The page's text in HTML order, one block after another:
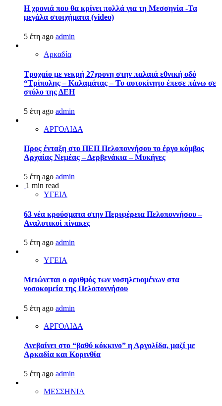
Η χρονιά που θα κρίνει πολλά για τη Μεσσηνία -Τα
μεγάλα στοιχήματα (video)
5 έτη ago admin
Αρκαδία
Τροχαίο με νεκρή 27χρονη στην παλαιά εθνική οδό
“Τρίπολης – Καλαμάτας – Το αυτοκίνητο έπεσε πάνω σε
στύλο της ΔΕΗ
5 έτη ago admin
ΑΡΓΟΛΙΔΑ
Προς ένταξη στο ΠΕΠ Πελοποννήσου το έργο κόμβος
Αρχαίας Νεμέας – Δερβενάκια – Μυκήνες
5 έτη ago admin
1 min read
ΥΓΕΙΑ
63 νέα κρούσματα στην Περιφέρεια Πελοποννήσου –
Αναλυτικοί πίνακες
5 έτη ago admin
ΥΓΕΙΑ
Μειώνεται ο αριθμός των νοσηλευομένων στα
νοσοκομεία της Πελοποννήσου
5 έτη ago admin
ΑΡΓΟΛΙΔΑ
Ανεβαίνει στο “βαθύ κόκκινο” η Αργολίδα, μαζί με
Αρκαδία και Κορινθία
5 έτη ago admin
ΜΕΣΣΗΝΙΑ